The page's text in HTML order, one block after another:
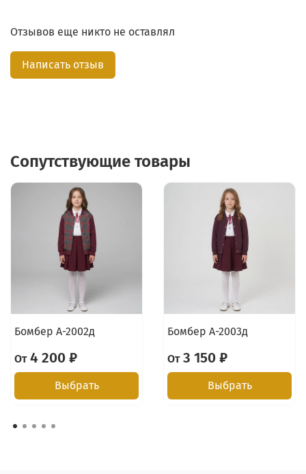
Отзывов еще никто не оставлял
Написать отзыв
Сопутствующие товары
Бомбер А-2002д
От4 200 ₽
Выбрать
Бомбер А-2003д
От3 150 ₽
Выбрать